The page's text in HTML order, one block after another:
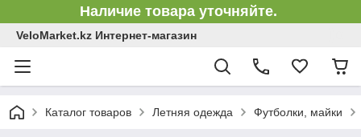
Наличие товара уточняйте.
VeloMarket.kz Интернет-магазин
Каталог товаров Летняя одежда Футболки, майки